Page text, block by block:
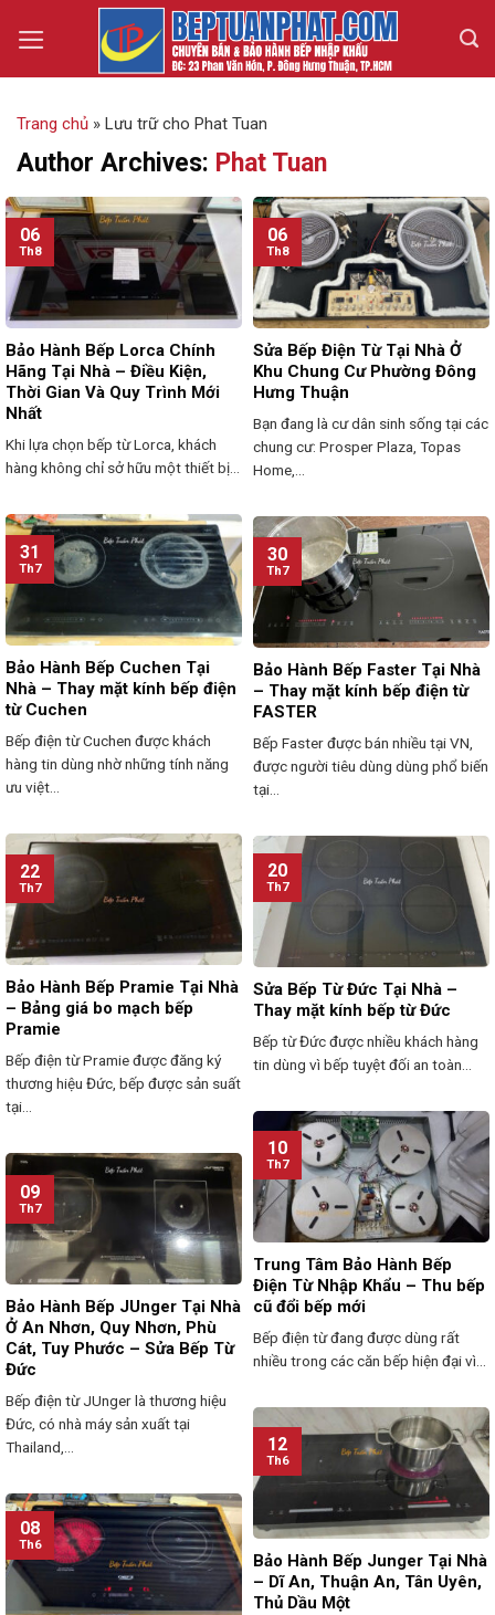
Trang chủ » Lưu trữ cho Phat Tuan
Author Archives: Phat Tuan
Bảo Hành Bếp Lorca Chính
Hãng Tại Nhà – Điều Kiện,
Thời Gian Và Quy Trình Mới
Nhất
Khi lựa chọn bếp từ Lorca, khách
hàng không chỉ sở hữu một thiết bị...
06
Th8
Sửa Bếp Điện Từ Tại Nhà Ở
Khu Chung Cư Phường Đông
Hưng Thuận
Bạn đang là cư dân sinh sống tại các
chung cư: Prosper Plaza, Topas
Home,...
06
Th8
Bảo Hành Bếp Cuchen Tại
Nhà – Thay mặt kính bếp điện
từ Cuchen
Bếp điện từ Cuchen được khách
hàng tin dùng nhờ những tính năng
ưu việt...
31
Th7
Bảo Hành Bếp Faster Tại Nhà
– Thay mặt kính bếp điện từ
FASTER
Bếp Faster được bán nhiều tại VN,
được người tiêu dùng dùng phổ biến
tại...
30
Th7
Bảo Hành Bếp Pramie Tại Nhà
– Bảng giá bo mạch bếp
Pramie
Bếp điện từ Pramie được đăng ký
thương hiệu Đức, bếp được sản suất
tại...
22
Th7
Sửa Bếp Từ Đức Tại Nhà –
Thay mặt kính bếp từ Đức
Bếp từ Đức được nhiều khách hàng
tin dùng vì bếp tuyệt đối an toàn...
20
Th7
Trung Tâm Bảo Hành Bếp
Điện Từ Nhập Khẩu – Thu bếp
cũ đổi bếp mới
Bếp điện từ đang được dùng rất
nhiều trong các căn bếp hiện đại vì...
10
Th7
Bảo Hành Bếp JUnger Tại Nhà
Ở An Nhơn, Quy Nhơn, Phù
Cát, Tuy Phước – Sửa Bếp Từ
Đức
Bếp điện từ JUnger là thương hiệu
Đức, có nhà máy sản xuất tại
Thailand,...
09
Th7
Bảo Hành Bếp Junger Tại Nhà
– Dĩ An, Thuận An, Tân Uyên,
Thủ Dầu Một
12
Th6
08
Th6